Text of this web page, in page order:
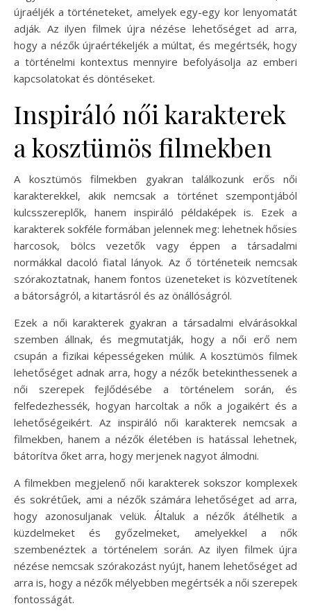
újraéljék a történeteket, amelyek egy-egy kor lenyomatát
adják. Az ilyen filmek újra nézése lehetőséget ad arra,
hogy a nézők újraértékeljék a múltat, és megértsék, hogy
a történelmi kontextus mennyire befolyásolja az emberi
kapcsolatokat és döntéseket.
Inspiráló női karakterek
a kosztümös filmekben
A kosztümös filmekben gyakran találkozunk erős női
karakterekkel, akik nemcsak a történet szempontjából
kulcsszereplők, hanem inspiráló példaképek is. Ezek a
karakterek sokféle formában jelennek meg: lehetnek hősies
harcosok, bölcs vezetők vagy éppen a társadalmi
normákkal dacoló fiatal lányok. Az ő történeteik nemcsak
szórakoztatnak, hanem fontos üzeneteket is közvetítenek
a bátorságról, a kitartásról és az önállóságról.
Ezek a női karakterek gyakran a társadalmi elvárásokkal
szemben állnak, és megmutatják, hogy a női erő nem
csupán a fizikai képességeken múlik. A kosztümös filmek
lehetőséget adnak arra, hogy a nézők betekinthessenek a
női szerepek fejlődésébe a történelem során, és
felfedezhessék, hogyan harcoltak a nők a jogaikért és a
lehetőségeikért. Az inspiráló női karakterek nemcsak a
filmekben, hanem a nézők életében is hatással lehetnek,
bátorítva őket arra, hogy merjenek nagyot álmodni.
A filmekben megjelenő női karakterek sokszor komplexek
és sokrétűek, ami a nézők számára lehetőséget ad arra,
hogy azonosuljanak velük. Általuk a nézők átélhetik a
küzdelmeket és győzelmeket, amelyekkel a nők
szembenéztek a történelem során. Az ilyen filmek újra
nézése nemcsak szórakozást nyújt, hanem lehetőséget ad
arra is, hogy a nézők mélyebben megértsék a női szerepek
fontosságát.